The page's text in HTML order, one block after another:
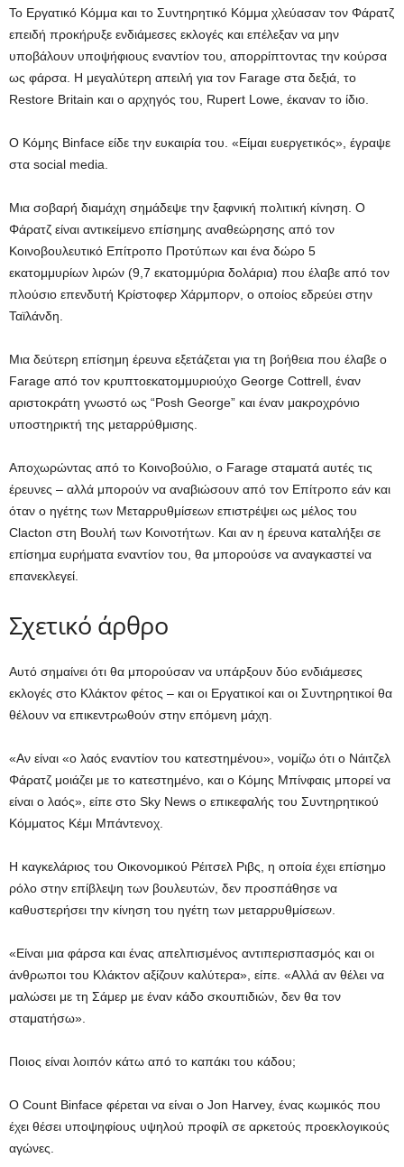
Το Εργατικό Κόμμα και το Συντηρητικό Κόμμα χλεύασαν τον Φάρατζ
επειδή προκήρυξε ενδιάμεσες εκλογές και επέλεξαν να μην
υποβάλουν υποψήφιους εναντίον του, απορρίπτοντας την κούρσα
ως φάρσα. Η μεγαλύτερη απειλή για τον Farage στα δεξιά, το
Restore Britain και ο αρχηγός του, Rupert Lowe, έκαναν το ίδιο.
Ο Κόμης Binface είδε την ευκαιρία του. «Είμαι ευεργετικός», έγραψε
στα social media.
Μια σοβαρή διαμάχη σημάδεψε την ξαφνική πολιτική κίνηση. Ο
Φάρατζ είναι αντικείμενο επίσημης αναθεώρησης από τον
Κοινοβουλευτικό Επίτροπο Προτύπων και ένα δώρο 5
εκατομμυρίων λιρών (9,7 εκατομμύρια δολάρια) που έλαβε από τον
πλούσιο επενδυτή Κρίστοφερ Χάρμπορν, ο οποίος εδρεύει στην
Ταϊλάνδη.
Μια δεύτερη επίσημη έρευνα εξετάζεται για τη βοήθεια που έλαβε ο
Farage από τον κρυπτοεκατομμυριούχο George Cottrell, έναν
αριστοκράτη γνωστό ως “Posh George” και έναν μακροχρόνιο
υποστηρικτή της μεταρρύθμισης.
Αποχωρώντας από το Κοινοβούλιο, ο Farage σταματά αυτές τις
έρευνες – αλλά μπορούν να αναβιώσουν από τον Επίτροπο εάν και
όταν ο ηγέτης των Μεταρρυθμίσεων επιστρέψει ως μέλος του
Clacton στη Βουλή των Κοινοτήτων. Και αν η έρευνα καταλήξει σε
επίσημα ευρήματα εναντίον του, θα μπορούσε να αναγκαστεί να
επανεκλεγεί.
Σχετικό άρθρο
Αυτό σημαίνει ότι θα μπορούσαν να υπάρξουν δύο ενδιάμεσες
εκλογές στο Κλάκτον φέτος – και οι Εργατικοί και οι Συντηρητικοί θα
θέλουν να επικεντρωθούν στην επόμενη μάχη.
«Αν είναι «ο λαός εναντίον του κατεστημένου», νομίζω ότι ο Νάιτζελ
Φάρατζ μοιάζει με το κατεστημένο, και ο Κόμης Μπίνφαις μπορεί να
είναι ο λαός», είπε στο Sky News ο επικεφαλής του Συντηρητικού
Κόμματος Κέμι Μπάντενοχ.
Η καγκελάριος του Οικονομικού Ρέιτσελ Ριβς, η οποία έχει επίσημο
ρόλο στην επίβλεψη των βουλευτών, δεν προσπάθησε να
καθυστερήσει την κίνηση του ηγέτη των μεταρρυθμίσεων.
«Είναι μια φάρσα και ένας απελπισμένος αντιπερισπασμός και οι
άνθρωποι του Κλάκτον αξίζουν καλύτερα», είπε. «Αλλά αν θέλει να
μαλώσει με τη Σάμερ με έναν κάδο σκουπιδιών, δεν θα τον
σταματήσω».
Ποιος είναι λοιπόν κάτω από το καπάκι του κάδου;
Ο Count Binface φέρεται να είναι ο Jon Harvey, ένας κωμικός που
έχει θέσει υποψηφίους υψηλού προφίλ σε αρκετούς προεκλογικούς
αγώνες.